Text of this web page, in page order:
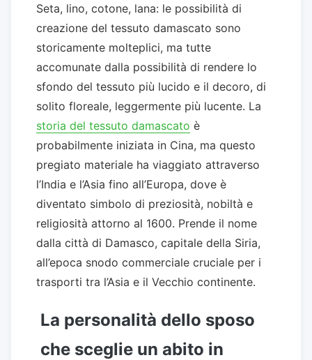
Seta, lino, cotone, lana: le possibilità di
creazione del tessuto damascato sono
storicamente molteplici, ma tutte
accomunate dalla possibilità di rendere lo
sfondo del tessuto più lucido e il decoro, di
solito floreale, leggermente più lucente. La
storia del tessuto damascato è
probabilmente iniziata in Cina, ma questo
pregiato materiale ha viaggiato attraverso
l’India e l’Asia fino all’Europa, dove è
diventato simbolo di preziosità, nobiltà e
religiosità attorno al 1600. Prende il nome
dalla città di Damasco, capitale della Siria,
all’epoca snodo commerciale cruciale per i
trasporti tra l’Asia e il Vecchio continente.
La personalità dello sposo
che sceglie un abito in